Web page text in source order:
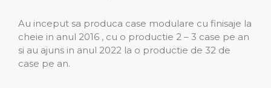
Au inceput sa produca case modulare cu finisaje la
cheie in anul 2016 , cu o productie 2 – 3 case pe an
si au ajuns in anul 2022 la o productie de 32 de
case pe an.